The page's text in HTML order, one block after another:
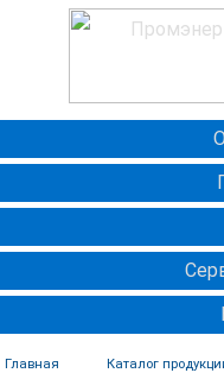
Главная Каталог